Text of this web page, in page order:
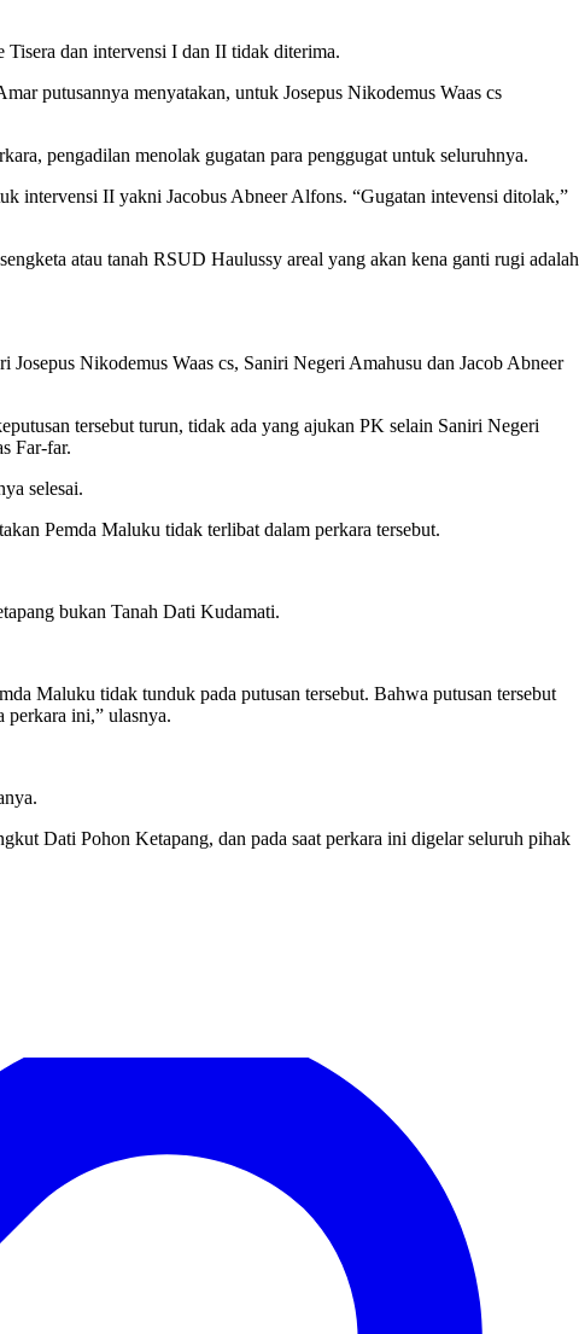
Tisera dan intervensi I dan II tidak diterima.
putusannya menyatakan, untuk Josepus Nikodemus Waas cs
pengadilan menolak gugatan para penggugat untuk seluruhnya.
intervensi II yakni Jacobus Abneer Alfons. “Gugatan intevensi ditolak,”
atau tanah RSUD Haulussy areal yang akan kena ganti rugi adalah
Nikodemus Waas cs, Saniri Negeri Amahusu dan Jacob Abneer
tersebut turun, tidak ada yang ajukan PK selain Saniri Negeri
Far-far.
selesai.
Pemda Maluku tidak terlibat dalam perkara tersebut.
bukan Tanah Dati Kudamati.
Maluku tidak tunduk pada putusan tersebut. Bahwa putusan tersebut
perkara ini,” ulasnya.
Dati Pohon Ketapang, dan pada saat perkara ini digelar seluruh pihak